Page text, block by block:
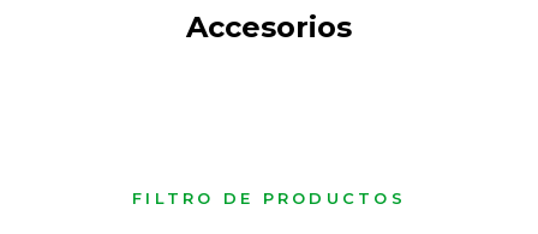
Accesorios
FILTRO DE PRODUCTOS